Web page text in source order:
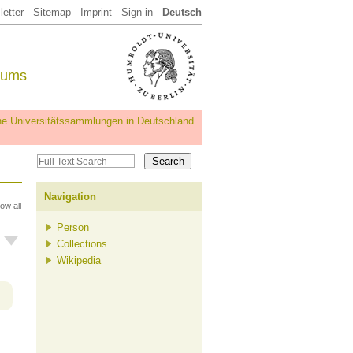
Sitemap Imprint Sign in Deutsch
Universitätssammlungen in Deutschland
all
Navigation
Person
Collections
Wikipedia